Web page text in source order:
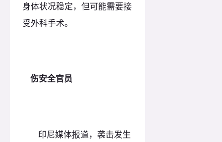
身体状况稳定，但可能需要接
受外科手术。
伤安全官员
印尼媒体报道，袭击发生